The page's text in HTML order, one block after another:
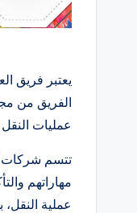
يعتبر فريق
الفريق من
عمليات
تتسم شركات
مهاراتهم
عملية